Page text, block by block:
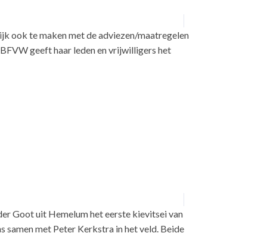
ook te maken met de adviezen/maatregelen
geeft haar leden en vrijwilligers het
Goot uit Hemelum het eerste kievitsei van
samen met Peter Kerkstra in het veld. Beide